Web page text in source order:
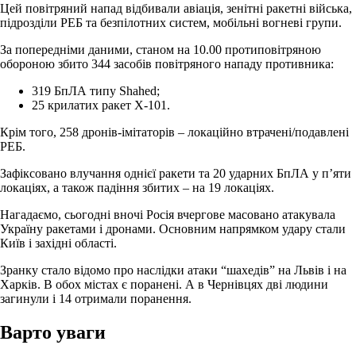
Цей повітряний напад відбивали авіація, зенітні ракетні війська,
підрозділи РЕБ та безпілотних систем, мобільні вогневі групи.
За попередніми даними, станом на 10.00 протиповітряною
обороною збито 344 засобів повітряного нападу противника:
319 БпЛА типу Shahed;
25 крилатих ракет Х-101.
Крім того, 258 дронів-імітаторів – локаційно втрачені/подавлені
РЕБ.
Зафіксовано влучання однієї ракети та 20 ударних БпЛА у п’яти
локаціях, а також падіння збитих – на 19 локаціях.
Нагадаємо, сьогодні вночі Росія вчергове масовано атакувала
Україну ракетами і дронами. Основним напрямком удару стали
Київ і західні області.
Зранку стало відомо про наслідки атаки “шахедів” на Львів і на
Харків. В обох містах є поранені. А в Чернівцях дві людини
загинули і 14 отримали поранення.
Варто уваги